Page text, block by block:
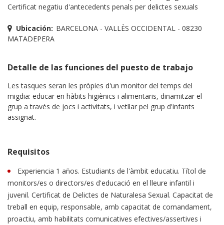
Certificat negatiu d'antecedents penals per delictes sexuals
Ubicación: BARCELONA - VALLÈS OCCIDENTAL - 08230
MATADEPERA
Detalle de las funciones del puesto de trabajo
Les tasques seran les pròpies d'un monitor del temps del
migdia: educar en hàbits higiènics i alimentaris, dinamitzar el
grup a través de jocs i activitats, i vetllar pel grup d'infants
assignat.
Requisitos
Experiencia 1 años. Estudiants de l'àmbit educatiu. Títol de
monitors/es o directors/es d'educació en el lleure infantil i
juvenil. Certificat de Delictes de Naturalesa Sexual. Capacitat de
treball en equip, responsable, amb capacitat de comandament,
proactiu, amb habilitats comunicatives efectives/assertives i